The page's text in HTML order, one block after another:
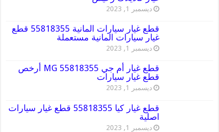
ديسمبر 1, 2023
قطع غيار سيارات المانية 55818355 قطع
غيار سيارات المانية مستعملة
ديسمبر 1, 2023
قطع غيار أم جي MG 55818355 أرخص
قطع غيار سيارات
ديسمبر 1, 2023
قطع غيار كيا 55818355 قطع غيار سيارات
اصلية
ديسمبر 1, 2023